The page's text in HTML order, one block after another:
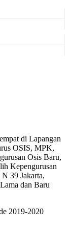
di Lapangan
OSIS, MPK,
Osis Baru,
Kepengurusan
39 Jakarta,
dan Baru
2019-2020